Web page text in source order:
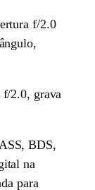
f/2.0
2.0, grava
BDS,
na
para